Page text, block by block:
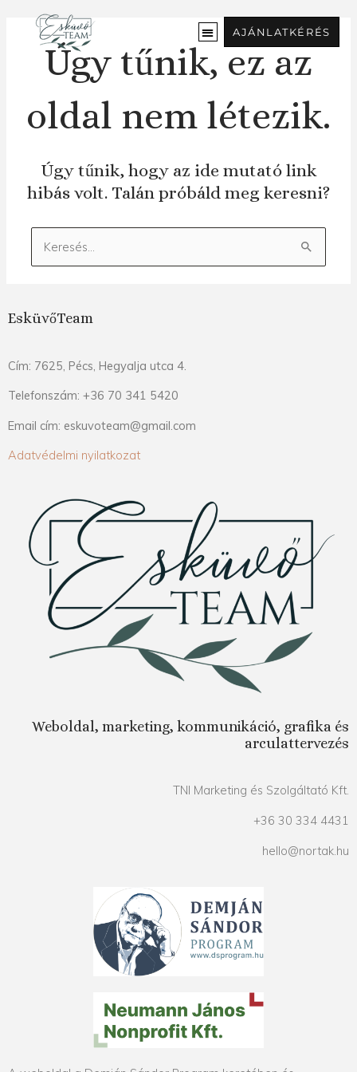
tartalomra
AJÁNLATKÉRÉS
Úgy tűnik, ez az
oldal nem létezik.
Úgy tűnik, hogy az ide mutató link
hibás volt. Talán próbáld meg keresni?
Keresés:
EsküvőTeam
Cím: 7625, Pécs, Hegyalja utca 4.
Telefonszám: +36 70 341 5420
Email cím: eskuvoteam@gmail.com
Adatvédelmi nyilatkozat
Weboldal, marketing, kommunikáció, grafika és
arculattervezés
TNI Marketing és Szolgáltató Kft.
+36 30 334 4431
hello@nortak.hu